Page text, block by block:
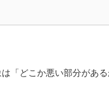
「どこか悪い部分があ